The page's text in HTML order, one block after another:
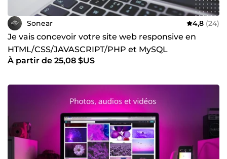
Sonear 4,8 (24)
Je vais concevoir votre site web responsive en
HTML/CSS/JAVASCRIPT/PHP et MySQL
À partir de 25,08 $US